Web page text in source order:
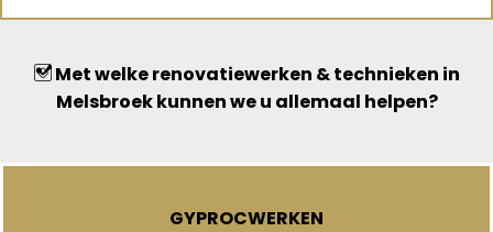
Met welke renovatiewerken & technieken in
Melsbroek kunnen we u allemaal helpen?
GYPROCWERKEN